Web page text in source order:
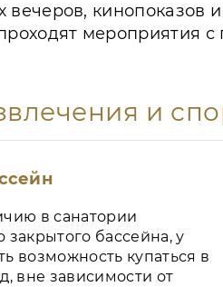
кинопоказов
мероприятия с
и
в санатории
закрытого бассейна, у
возможность купаться в
вне зависимости от